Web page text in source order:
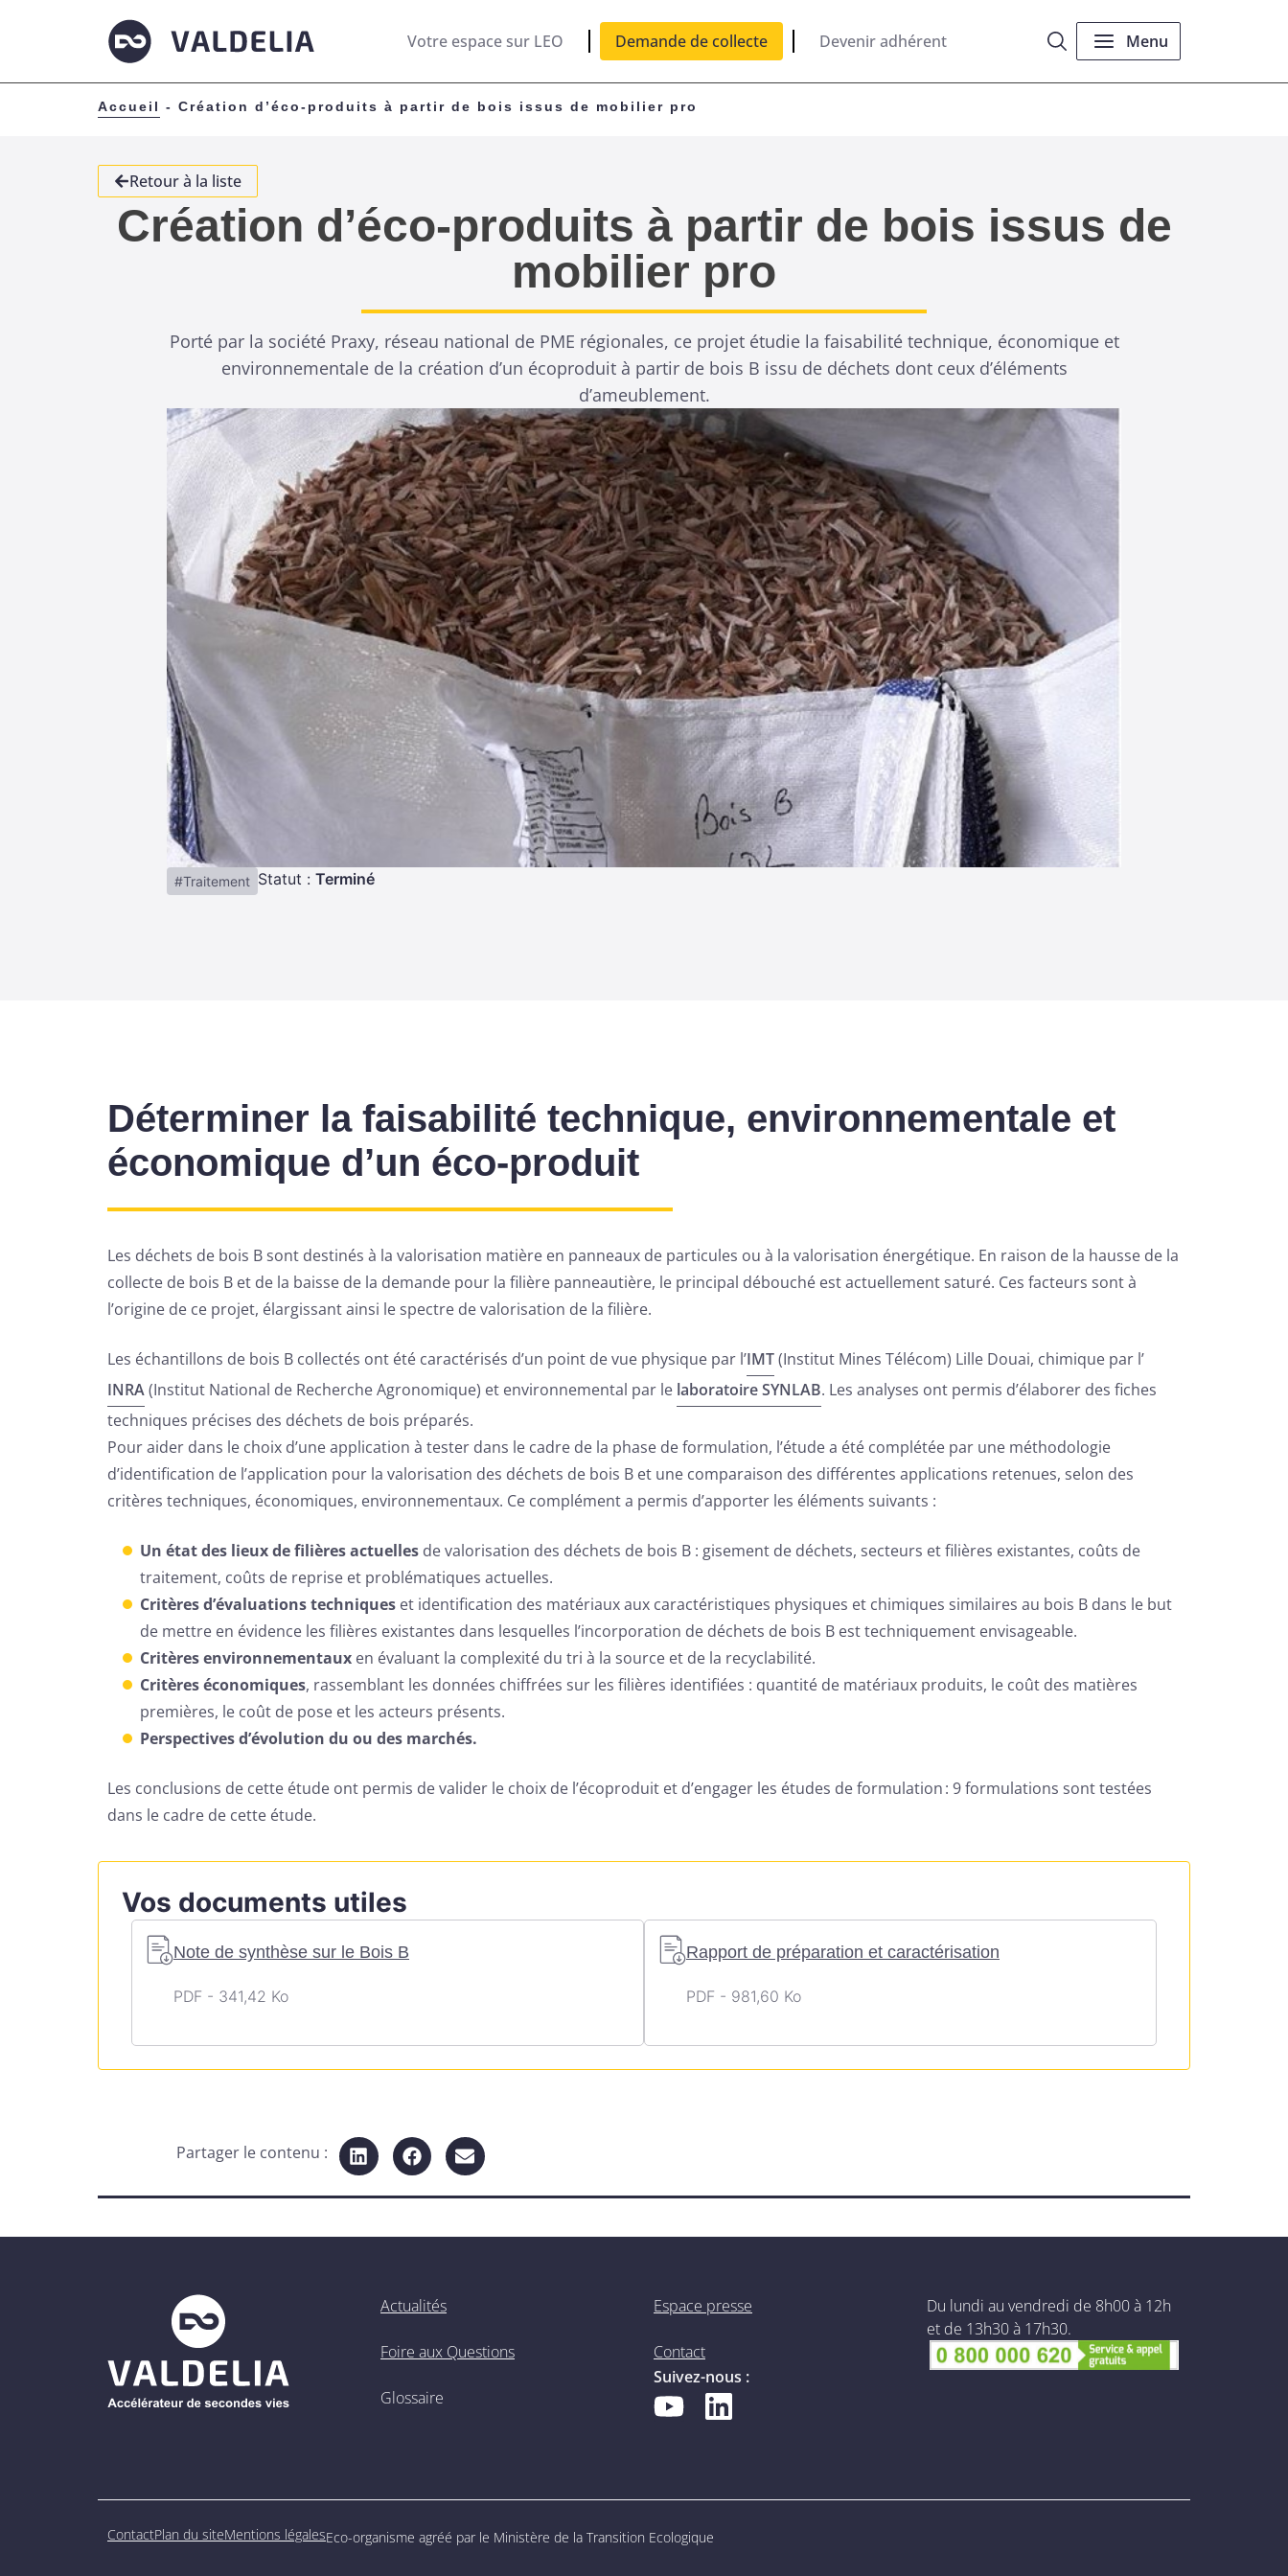
Votre espace sur LEO Demande de collecte Devenir adhérent Menu
Accueil - Création d’éco-produits à partir de bois issus de mobilier pro
Retour à la liste
Création d’éco-produits à partir de bois issus de
mobilier pro
Porté par la société Praxy, réseau national de PME régionales, ce projet étudie la faisabilité technique, économique et
environnementale de la création d’un écoproduit à partir de bois B issu de déchets dont ceux d’éléments
d’ameublement.
Traitement Statut : Terminé
Déterminer la faisabilité technique, environnementale et
économique d’un éco-produit
Les déchets de bois B sont destinés à la valorisation matière en panneaux de particules ou à la valorisation énergétique. En raison de la hausse de la
collecte de bois B et de la baisse de la demande pour la filière panneautière, le principal débouché est actuellement saturé. Ces facteurs sont à
l’origine de ce projet, élargissant ainsi le spectre de valorisation de la filière.
Les échantillons de bois B collectés ont été caractérisés d’un point de vue physique par l’IMT(Institut Mines Télécom) Lille Douai, chimique par l’
INRA(Institut National de Recherche Agronomique) et environnemental par le laboratoire SYNLAB. Les analyses ont permis d’élaborer des fiches
techniques précises des déchets de bois préparés.
Pour aider dans le choix d’une application à tester dans le cadre de la phase de formulation, l’étude a été complétée par une méthodologie
d’identification de l’application pour la valorisation des déchets de bois B et une comparaison des différentes applications retenues, selon des
critères techniques, économiques, environnementaux. Ce complément a permis d’apporter les éléments suivants :
Un état des lieux de filières actuelles de valorisation des déchets de bois B : gisement de déchets, secteurs et filières existantes, coûts de
traitement, coûts de reprise et problématiques actuelles.
Critères d’évaluations techniques et identification des matériaux aux caractéristiques physiques et chimiques similaires au bois B dans le but
de mettre en évidence les filières existantes dans lesquelles l’incorporation de déchets de bois B est techniquement envisageable.
Critères environnementaux en évaluant la complexité du tri à la source et de la recyclabilité.
Critères économiques, rassemblant les données chiffrées sur les filières identifiées : quantité de matériaux produits, le coût des matières
premières, le coût de pose et les acteurs présents.
Perspectives d’évolution du ou des marchés.
Les conclusions de cette étude ont permis de valider le choix de l’écoproduit et d’engager les études de formulation : 9 formulations sont testées
dans le cadre de cette étude.
Vos documents utiles
Note de synthèse sur le Bois B
PDF - 341,42 Ko
Rapport de préparation et caractérisation
PDF - 981,60 Ko
J'accepte la collecte et l'utilisation de mes données personnelles conformément à la
Politique de Confidentialité.
Partager le contenu :
Actualités
Foire aux Questions
Glossaire
Espace presse
Contact
Suivez-nous :
Du lundi au vendredi de 8h00 à 12h
et de 13h30 à 17h30.
ContactPlan du siteMentions légalesEco-organisme agréé par le Ministère de la Transition Ecologique